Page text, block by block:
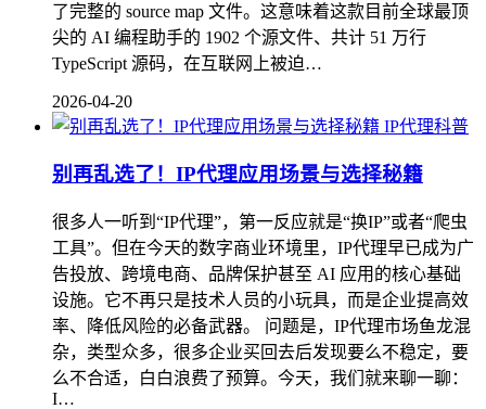
了完整的 source map 文件。这意味着这款目前全球最顶
尖的 AI 编程助手的 1902 个源文件、共计 51 万行
TypeScript 源码，在互联网上被迫…
2026-04-20
IP代理科普
别再乱选了！IP代理应用场景与选择秘籍
很多人一听到“IP代理”，第一反应就是“换IP”或者“爬虫
工具”。但在今天的数字商业环境里，IP代理早已成为广
告投放、跨境电商、品牌保护甚至 AI 应用的核心基础
设施。它不再只是技术人员的小玩具，而是企业提高效
率、降低风险的必备武器。 问题是，IP代理市场鱼龙混
杂，类型众多，很多企业买回去后发现要么不稳定，要
么不合适，白白浪费了预算。今天，我们就来聊一聊：
I…